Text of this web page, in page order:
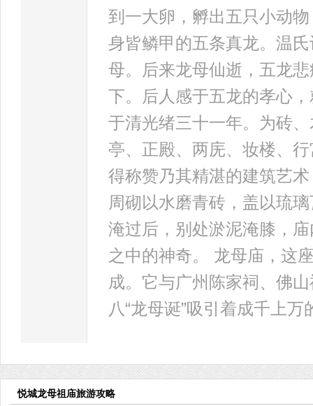
到一大卵，孵出五只小动
身皆鳞甲的五条真龙。温
母。后来龙母仙逝，五龙
下。后人感于五龙的孝心
于清光绪三十一年。为砖
亭、正殿、两庑、妆楼、
得称赞乃其精湛的建筑艺
周砌以水磨青砖，盖以琉
淹过后，别处淤泥淹膝，
之中的神奇。 龙母庙，这
成。它与广州陈家祠、佛
八“龙母诞”吸引着成千上
悦城龙母祖庙旅游攻略